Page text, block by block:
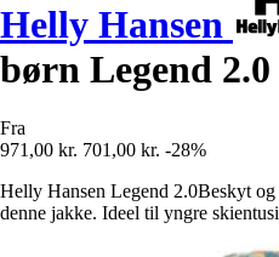
Helly Hansen
børn Legend 2.0
Fra
971,00 kr. 701,00 kr. -28%
Helly Hansen Legend 2.0Beskyt
denne jakke. Ideel til yngre